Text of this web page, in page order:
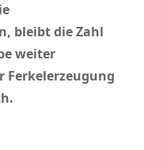
bleibt die Zahl
weiter
Ferkelerzeugung